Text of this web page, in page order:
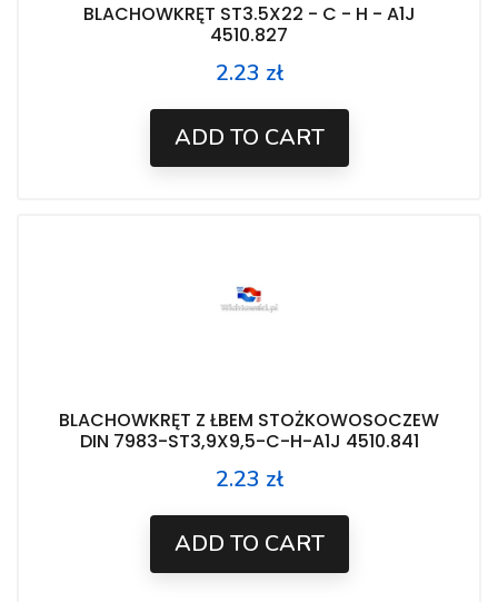
BLACHOWKRĘT ST3.5X22 - C - H - A1J
4510.827
Price
2.23 zł
ADD TO CART
BLACHOWKRĘT Z ŁBEM STOŻKOWOSOCZEW
DIN 7983-ST3,9X9,5-C-H-A1J 4510.841
Price
2.23 zł
ADD TO CART